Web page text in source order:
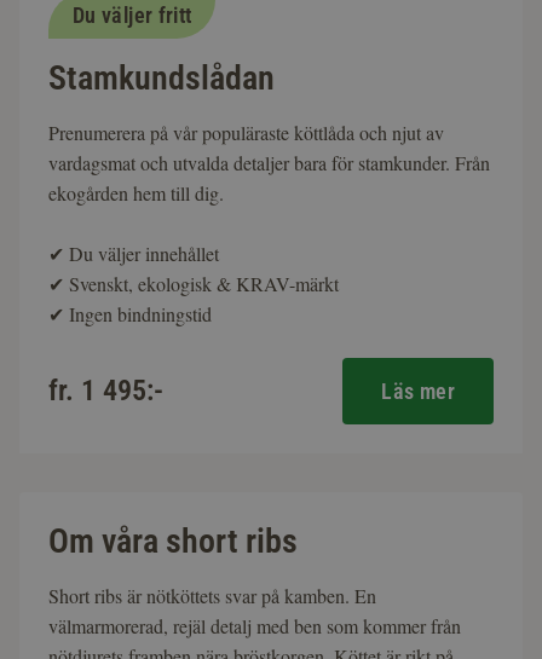
Om våra short ribs
Short ribs är nötköttets svar på kamben. En
välmarmorerad, rejäl detalj med ben som kommer från
Du väljer fritt
Stamkundslådan
Prenumerera på vår populäraste köttlåda och njut av
vardagsmat och utvalda detaljer bara för stamkunder. Från
ekogården hem till dig.
✔ Du väljer innehållet
✔ Svenskt, ekologisk & KRAV-märkt
✔ Ingen bindningstid
fr. 1 495:- Läs mer